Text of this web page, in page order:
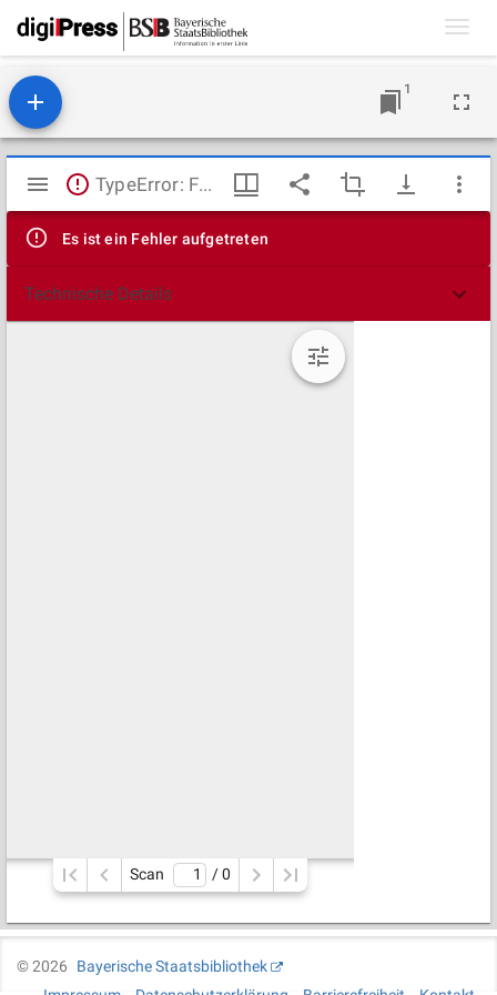
1
Mirador
Viewer
TypeError: Failed to fetch
Es ist ein Fehler aufgetreten
Technische Details
Scan / 0
©2026
Bayerische Staatsbibliothek